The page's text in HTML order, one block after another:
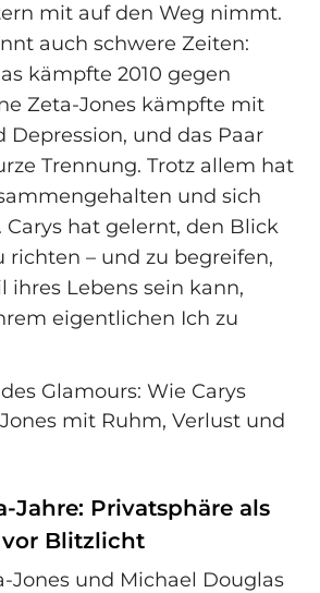
mit auf den Weg nimmt.
auch schwere Zeiten:
kämpfte 2010 gegen
Zeta-Jones kämpfte mit
Depression, und das Paar
Trennung. Trotz allem hat
und sich
Carys hat gelernt, den Blick
richten – und zu begreifen,
ihres Lebens sein kann,
eigentlichen Ich zu
Jahre: Privatsphäre als
Blitzlicht
Jones und Michael Douglas